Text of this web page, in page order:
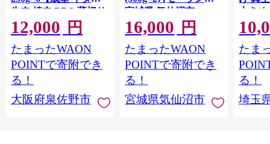
牛肉 焼肉 BBQ 薄切り
ぎゅうたん スライス
訳あり サイズ不揃
い】 G4721
12,000 円
たまったWAON
POINTで寄附でき
る！
大阪府泉佐野市
宮城県 気仙沼市
20564660] 肉 牛肉 精肉
牛たん 牛タン塩 牛た
ん塩 冷凍 焼肉 BBQ ア
ウトドア バーベキュ
ー 厚切り タン
16,000 円
たまったWAON
POINTで寄附でき
る！
宮城県気仙沼市
大き
保存
淡路島
ポーク
き肉
ず 惣
まみ
んのお
たま
る！
埼玉